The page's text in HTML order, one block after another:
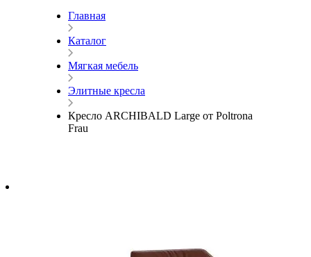
Главная
Каталог
Мягкая мебель
Элитные кресла
Кресло ARCHIBALD Large от Poltrona
Frau